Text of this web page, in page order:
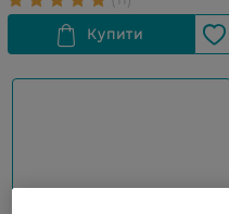
Показати ще